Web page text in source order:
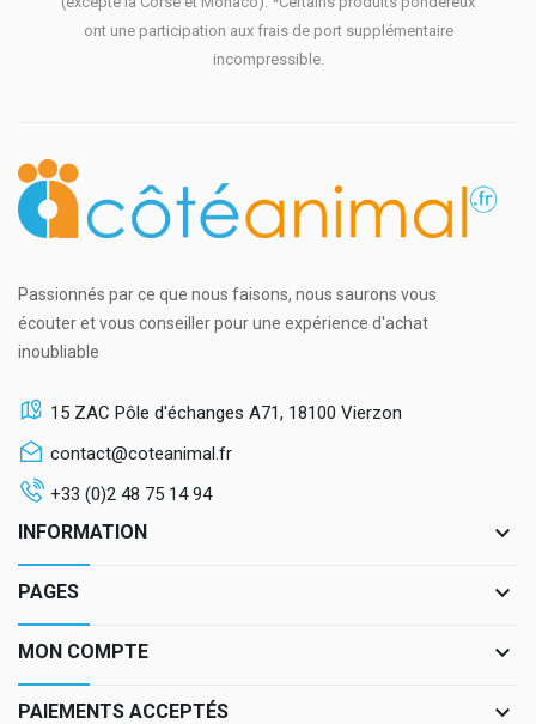
ont une participation aux frais de port supplémentaire
incompressible.
Passionnés par ce que nous faisons, nous saurons vous
écouter et vous conseiller pour une expérience d'achat
inoubliable
15 ZAC Pôle d'échanges A71, 18100 Vierzon
contact@coteanimal.fr
+33 (0)2 48 75 14 94
INFORMATION keyboard_arrow_down
PAGES keyboard_arrow_down
MON COMPTE keyboard_arrow_down
PAIEMENTS ACCEPTÉS keyboard_arrow_down